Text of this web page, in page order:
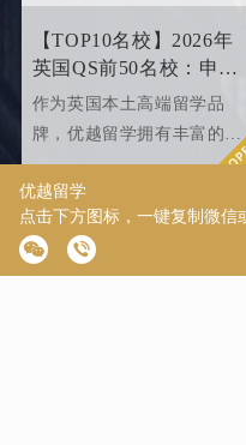
【TOP10名校】2026年
英国QS前50名校：申请
条件终极大盘点！
作为英国本土高端留学品
牌，优越留学拥有丰富的名
校申请成功案例，借此篇文
章为大家盘点英国top 10名
校2024年申请条件，给正在
准备25fall硕士申请的同学